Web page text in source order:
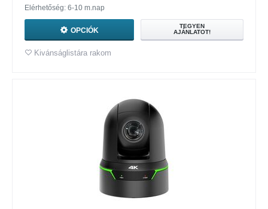
Elérhetőség: 6-10 m.nap
OPCIÓK
TEGYEN
AJÁNLATOT!
Kivánságlistára rakom